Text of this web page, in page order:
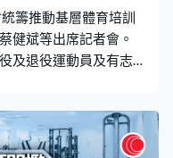
籌推動基層體育培訓
健斌等出席記者會。
及退役運動員及有志
個體育項目，接受年
認可教練資歷及無違